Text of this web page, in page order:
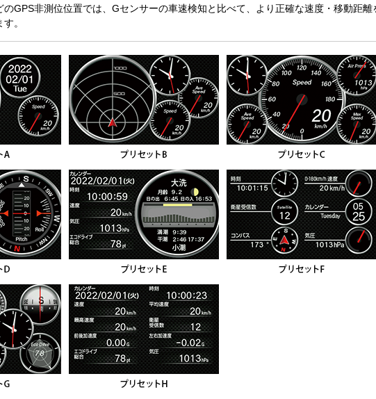
のGPS非測位位置では、Gセンサーの車速検知と比べて、より正確な速度・移動距離
。